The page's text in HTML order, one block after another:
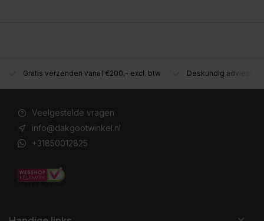
Gratis verzenden vanaf €200,- excl. btw Deskundig advies!
Veelgestelde vragen
info@dakgootwinkel.nl
+31850012825